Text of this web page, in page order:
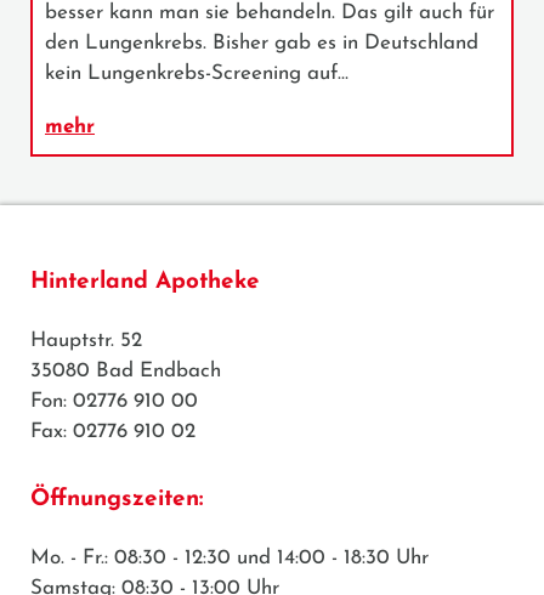
besser kann man sie behandeln. Das gilt auch für
den Lungenkrebs. Bisher gab es in Deutschland
kein Lungenkrebs-Screening auf…
mehr
Hinterland Apotheke
Hauptstr. 52
35080 Bad Endbach
Fon: 02776 910 00
Fax: 02776 910 02
Öffnungszeiten:
Mo. - Fr.: 08:30 - 12:30 und 14:00 - 18:30 Uhr
Samstag: 08:30 - 13:00 Uhr